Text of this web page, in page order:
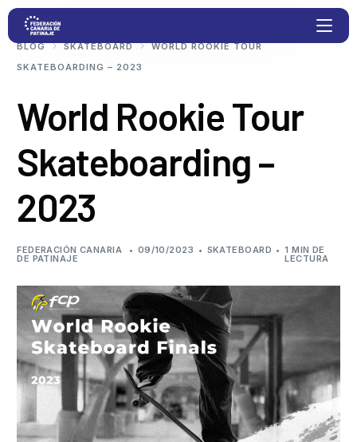
BLOG SKATEBOARD
WORLD ROOKIE TOUR
SKATEBOARDING – 2023
World Rookie Tour
Skateboarding –
2023
FEDERACIÓN CANARIA
DE PATINAJE
09/10/2023 SKATEBOARD 1 MIN DE
LECTURA
Proyectos
Competiciones
Clubs
Transparencia
Documentación
Blog
Formación